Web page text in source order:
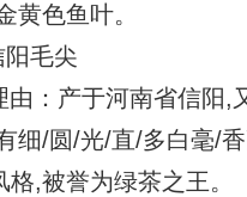
黄色鱼叶。
阳毛尖
由：产于河南省信阳,
细/圆/光/直/多白毫/
,被誉为绿茶之王。